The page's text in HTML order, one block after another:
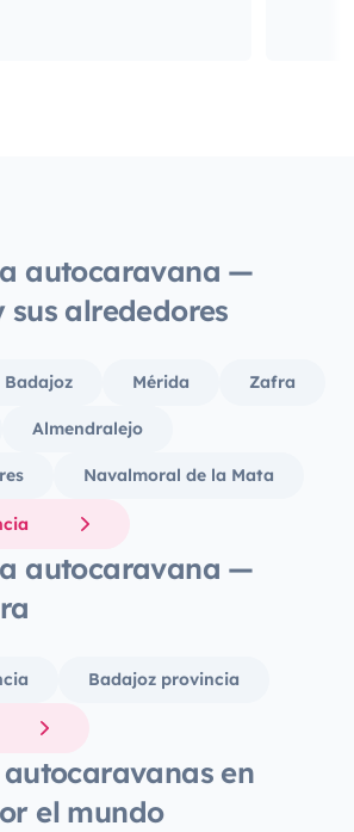
autocaravana —
sus alrededores
Badajoz Mérida Zafra
Almendralejo
Navalmoral de la Mata
autocaravana —
Badajoz provincia
en
el mundo